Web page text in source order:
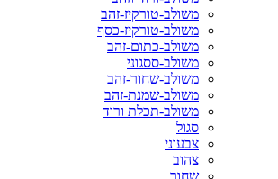
משולב-טורקיז-זהב
משולב-טורקיז-כסף
משולב-כתום-זהב
משולב-ססגוני
משולב-שחור-זהב
משולב-שמנת-זהב
משולב-תכלת ורוד
סגול
צבעוני
צהוב
שחור